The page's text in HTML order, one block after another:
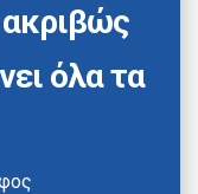
όλα τα